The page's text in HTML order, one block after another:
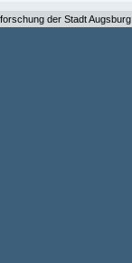
der Stadt Augsburg